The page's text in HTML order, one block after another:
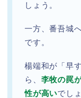
しょう。
一方、番吾城
です。
楊端和が「早
ら、 李牧の罠
性が高いでし